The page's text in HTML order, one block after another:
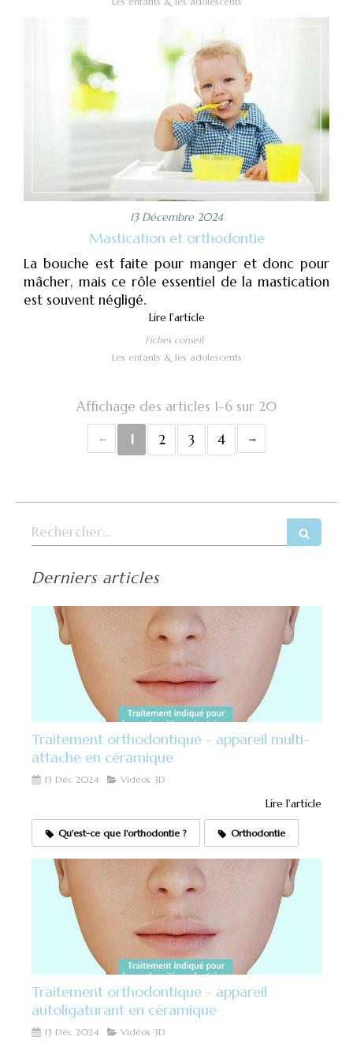
13 Décembre 2024
Mastication et orthodontie
La bouche est faite pour manger et donc pour
mâcher, mais ce rôle essentiel de la mastication
est souvent négligé.
Lire l'article
Fiches conseil
Les enfants & les adolescents
Affichage des articles 1-6 sur 20
1
2 3 4
Rechercher
Derniers articles
Traitement orthodontique - appareil multi-
attache en céramique
13 Déc 2024 Vidéos 3D
Lire l'article
Qu'est-ce que l'orthodontie ? Orthodontie
Traitement orthodontique - appareil
autoligaturant en céramique
13 Déc 2024 Vidéos 3D